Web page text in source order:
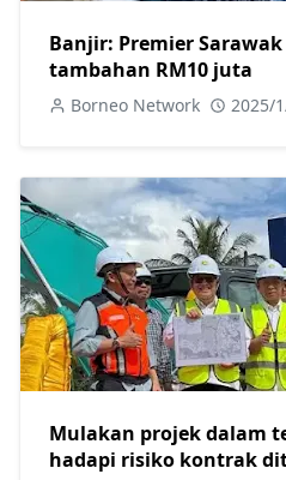
Banjir: Premier
tambahan RM10 juta
Borneo Network 2025/
Mulakan projek dalam
hadapi risiko kontrak